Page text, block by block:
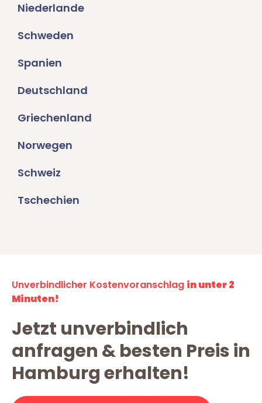
Niederlande
Schweden
Spanien
Deutschland
Griechenland
Norwegen
Schweiz
Tschechien
Unverbindlicher Kostenvoranschlag in unter 2
Minuten!
Jetzt unverbindlich
anfragen & besten Preis in
Hamburg erhalten!